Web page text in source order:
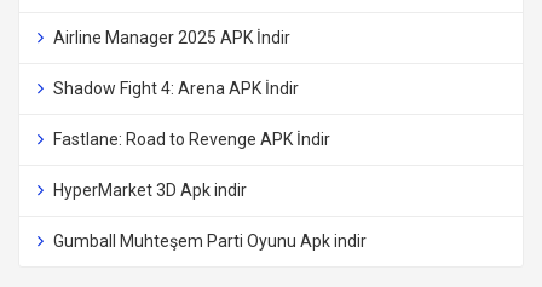
Airline Manager 2025 APK İndir
Shadow Fight 4: Arena APK İndir
Fastlane: Road to Revenge APK İndir
HyperMarket 3D Apk indir
Gumball Muhteşem Parti Oyunu Apk indir